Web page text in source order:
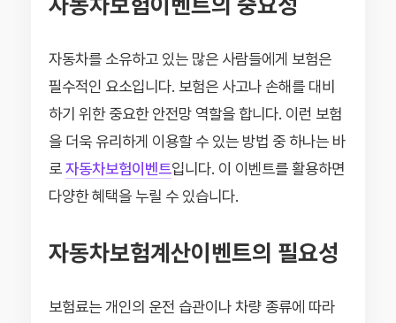
자동차를 소유하고 있는 많은 사람들에게 보험은
필수적인 요소입니다. 보험은 사고나 손해를 대비
하기 위한 중요한 안전망 역할을 합니다. 이런 보험
을 더욱 유리하게 이용할 수 있는 방법 중 하나는 바
로자동차보험이벤트입니다. 이 이벤트를 활용하면
다양한 혜택을 누릴 수 있습니다.
자동차보험계산이벤트의 필요성
보험료는 개인의 운전 습관이나 차량 종류에 따라